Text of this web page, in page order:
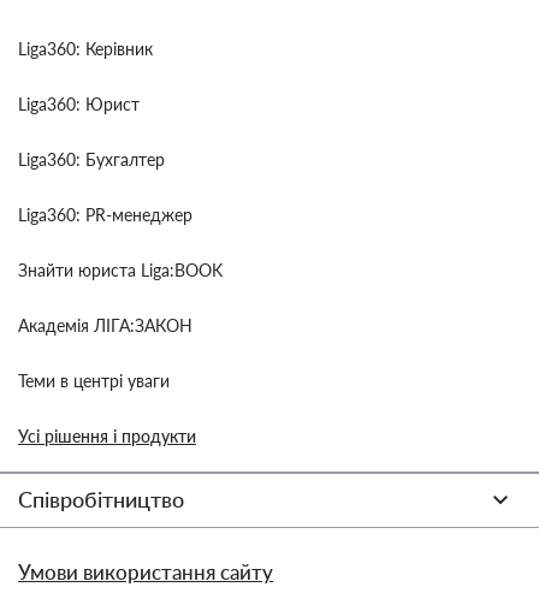
Liga360: Керівник
Liga360: Юрист
Liga360: Бухгалтер
Liga360: PR-менеджер
Знайти юриста Liga:BOOK
Академія ЛІГА:ЗАКОН
Теми в центрі уваги
Усі рішення і продукти
Співробітництво
Умови використання сайту